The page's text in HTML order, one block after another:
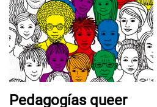
Pedagogías queer